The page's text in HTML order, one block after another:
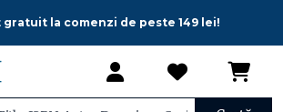
la comenzi de peste 149 lei!